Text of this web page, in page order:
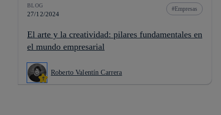
BLOG
27/12/2024
Empresas
El arte y la creatividad: pilares fundamentales en
el mundo empresarial
Roberto Valentín Carrera